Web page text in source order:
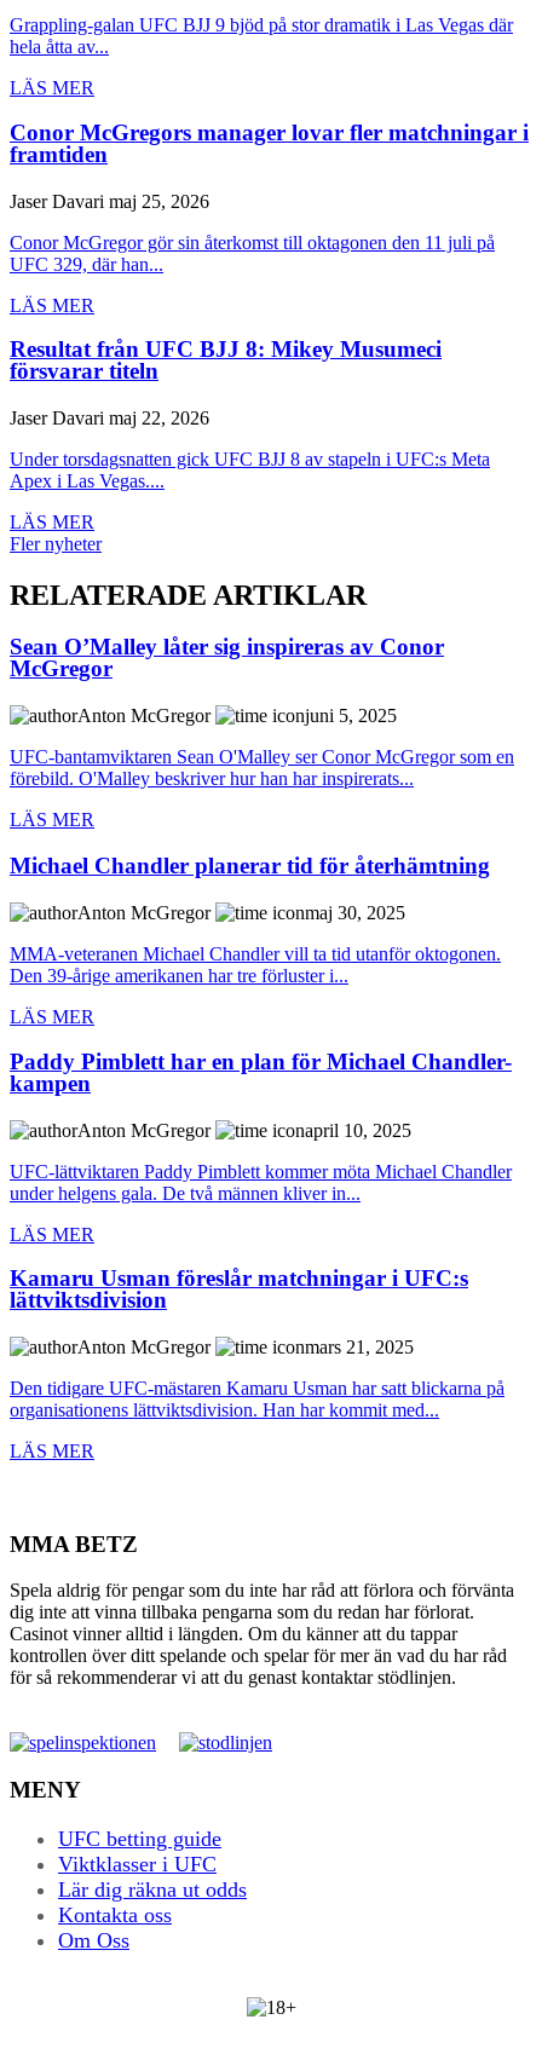
Grappling-galan UFC BJJ 9 bjöd på stor dramatik i Las Vegas där
hela åtta av...
LÄS MER
Conor McGregors manager lovar fler matchningar i
framtiden
Jaser Davari maj 25, 2026
Conor McGregor gör sin återkomst till oktagonen den 11 juli på
UFC 329, där han...
LÄS MER
Resultat från UFC BJJ 8: Mikey Musumeci
försvarar titeln
Jaser Davari maj 22, 2026
Under torsdagsnatten gick UFC BJJ 8 av stapeln i UFC:s Meta
Apex i Las Vegas....
LÄS MER
Fler nyheter
RELATERADE ARTIKLAR
Sean O’Malley låter sig inspireras av Conor
McGregor
Anton McGregor
juni 5, 2025
UFC-bantamviktaren Sean O'Malley ser Conor McGregor som en
förebild. O'Malley beskriver hur han har inspirerats...
LÄS MER
Michael Chandler planerar tid för återhämtning
Anton McGregor
maj 30, 2025
MMA-veteranen Michael Chandler vill ta tid utanför oktogonen.
Den 39-årige amerikanen har tre förluster i...
LÄS MER
Paddy Pimblett har en plan för Michael Chandler-
kampen
Anton McGregor
april 10, 2025
UFC-lättviktaren Paddy Pimblett kommer möta Michael Chandler
under helgens gala. De två männen kliver in...
LÄS MER
Kamaru Usman föreslår matchningar i UFC:s
lättviktsdivision
Anton McGregor
mars 21, 2025
Den tidigare UFC-mästaren Kamaru Usman har satt blickarna på
organisationens lättviktsdivision. Han har kommit med...
LÄS MER
MMA BETZ
Spela aldrig för pengar som du inte har råd att förlora och förvänta
dig inte att vinna tillbaka pengarna som du redan har förlorat.
Casinot vinner alltid i längden. Om du känner att du tappar
kontrollen över ditt spelande och spelar för mer än vad du har råd
för så rekommenderar vi att du genast kontaktar stödlinjen.
MENY
UFC betting guide
Viktklasser i UFC
Lär dig räkna ut odds
Kontakta oss
Om Oss